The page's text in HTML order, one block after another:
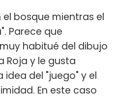
bosque mientras el
Parece que
habitué del dibujo
Roja y le gusta
del "juego" y el
En este caso